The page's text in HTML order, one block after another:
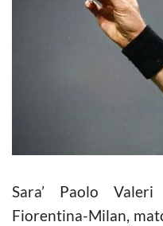
Sara’ Paolo
Fiorentina-Milan,